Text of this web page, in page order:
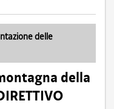
delle
della